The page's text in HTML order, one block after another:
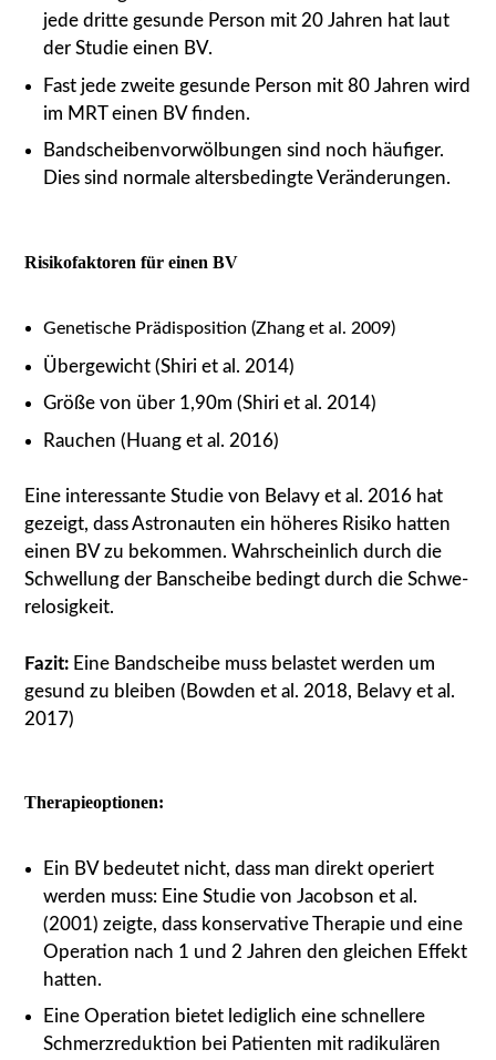
jede drit­te gesun­de Per­son mit 20 Jah­ren hat laut
der Stu­die einen BV.
Fast jede zwei­te gesun­de Per­son mit 80 Jah­ren wird
im MRT einen BV fin­den.
Band­schei­ben­vor­wöl­bun­gen sind noch häu­fi­ger.
Dies sind nor­ma­le alters­be­ding­te Ver­än­de­run­gen.
Risi­ko­fak­to­ren für einen BV
Gene­ti­sche Prä­dis­po­si­ti­on (Zhang et al. 2009)
Über­ge­wicht (Shiri et al. 2014)
Grö­ße von über 1,90m (Shiri et al. 2014)
Rau­chen (Huang et al. 2016)
Eine inter­es­san­te Stu­die von Bela­vy et al. 2016 hat
gezeigt, dass Astro­nau­ten ein höhe­res Risi­ko hat­ten
einen BV zu bekom­men. Wahr­schein­lich durch die
Schwel­lung der Ban­schei­be bedingt durch die Schwe­
re­lo­sig­keit.
Fazit: Eine Band­schei­be muss belas­tet wer­den um
gesund zu blei­ben (Bow­den et al. 2018, Bela­vy et al.
2017)
The­ra­pie­op­tio­nen:
Ein BV bedeu­tet nicht, dass man direkt ope­riert
wer­den muss: Eine Stu­die von Jacob­son et al.
(2001) zeig­te, dass kon­ser­va­ti­ve The­ra­pie und eine
Ope­ra­ti­on nach 1 und 2 Jah­ren den glei­chen Effekt
hat­ten.
Eine Ope­ra­ti­on bie­tet ledig­lich eine schnel­le­re
Schmerz­re­duk­ti­on bei Pati­en­ten mit radi­ku­lä­ren